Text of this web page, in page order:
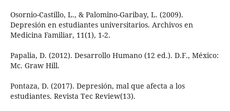
Osornio-Castillo, L., & Palomino-Garibay, L. (2009).
Depresión en estudiantes universitarios. Archivos en
Medicina Familiar, 11(1), 1-2.
Papalia, D. (2012). Desarrollo Humano (12 ed.). D.F., México:
Mc. Graw Hill.
Pontaza, D. (2017). Depresión, mal que afecta a los
estudiantes. Revista Tec Review(13).